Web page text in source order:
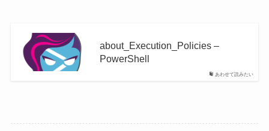
あわせて読みたい
about_Execution_Policies –
PowerShell